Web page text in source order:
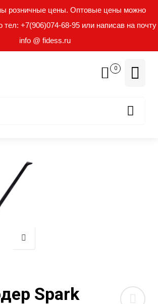
розничные цены. Оптовые цены можно
тел: +7(906)074-68-95 или написав на почту
info @ fidess.ru
0
Spark